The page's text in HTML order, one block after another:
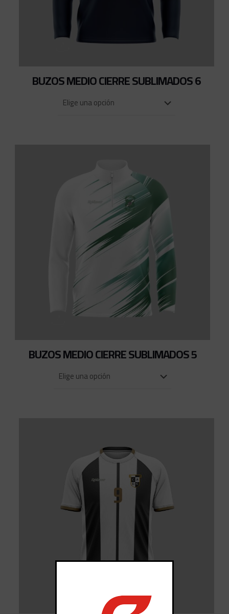
BUZOS MEDIO CIERRE SUBLIMADOS 6
BUZOS MEDIO CIERRE SUBLIMADOS 5